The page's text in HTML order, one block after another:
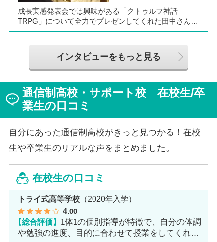
成長実感発表会では興味がある「クトゥルフ神話
TRPG」について全力でプレゼンしてくれた田中さん
は、全日制高校での生活の中で体調を崩し、12月に第一
トやスクーリングをこなしながら、自分らしく過ごせる
ようになった2か月を振り返ってお話いただきました。
「通信制高校は家で一人で勉強するもの」というイメー
ジを持っていた田中さんですが、キャンパスでフェロー
（先生）や仲間に囲まれる中で、その不安は希望へと変
わったと言います。
インタビューをもっと見る
通信制高校・サポート校 在校生/卒
業生の口コミ
自分にあった通信制高校がきっと見つかる！在校
生や卒業生のリアルな声をまとめました。
在校生の口コミ
トライ式高等学校 （2020年入学）
4.00
【総合評価】 1体1の個別指導が特徴で、自分の体調
や勉強の進度、目的に合わせて授業をしてくれま